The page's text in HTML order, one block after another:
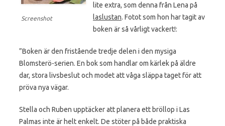
Screenshot
lite extra, som denna från Lena på
laslustan. Fotot som hon har tagit av
boken är så vårligt vackert!:
”Boken är den fristående tredje delen i den mysiga
Blomsterö-serien. En bok som handlar om kärlek på äldre
dar, stora livsbeslut och modet att våga släppa taget för att
pröva nya vägar.
Stella och Ruben upptäcker att planera ett bröllop i Las
Palmas inte är helt enkelt. De stöter på både praktiska